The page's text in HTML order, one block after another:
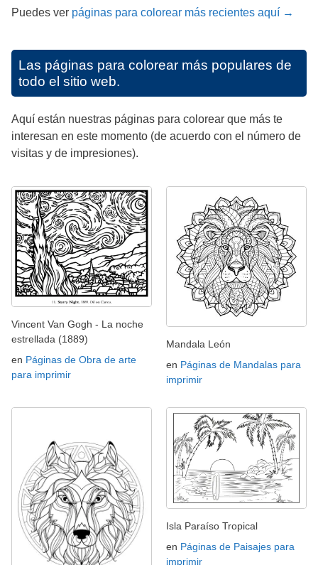
Puedes ver páginas para colorear más recientes aquí →
Las páginas para colorear más populares de
todo el sitio web.
Aquí están nuestras páginas para colorear que más te
interesan en este momento (de acuerdo con el número de
visitas y de impresiones).
Vincent Van Gogh - La noche
estrellada (1889)
en Páginas de Obra de arte
para imprimir
Mandala León
en Páginas de Mandalas para
imprimir
Isla Paraíso Tropical
en Páginas de Paisajes para
imprimir